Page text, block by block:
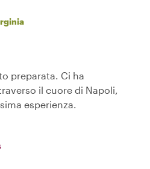
preparata. Ci ha
il cuore di Napoli,
esperienza.